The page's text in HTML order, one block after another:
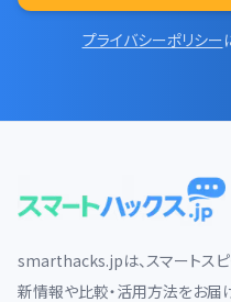
プライバシーポリシー
smarthacks.jpは、スマートスピ
新情報や比較・活用方法をお届